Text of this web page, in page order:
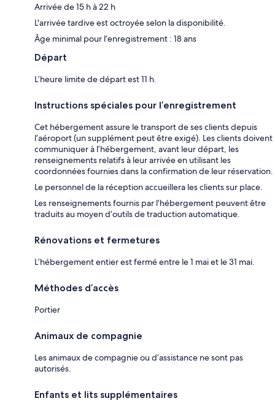
Arrivée de 15 h à 22 h
L'arrivée tardive est octroyée selon la disponibilité.
Âge minimal pour l’enregistrement : 18 ans
Départ
L’heure limite de départ est 11 h.
Instructions spéciales pour l’enregistrement
Cet hébergement assure le transport de ses clients depuis
l’aéroport (un supplément peut être exigé). Les clients doivent
communiquer à l’hébergement, avant leur départ, les
renseignements relatifs à leur arrivée en utilisant les
coordonnées fournies dans la confirmation de leur réservation.
Le personnel de la réception accueillera les clients sur place.
Les renseignements fournis par l’hébergement peuvent être
traduits au moyen d’outils de traduction automatique.
Rénovations et fermetures
L’hébergement entier est fermé entre le 1 mai et le 31 mai.
Méthodes d’accès
Portier
Animaux de compagnie
Les animaux de compagnie ou d’assistance ne sont pas
autorisés.
Enfants et lits supplémentaires